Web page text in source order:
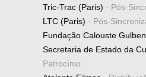
Tric-Trac (Paris) · Pós-
LTC (Paris) · Pós-
Fundação Calouste
Secretaria de Estado da
Patrocínio